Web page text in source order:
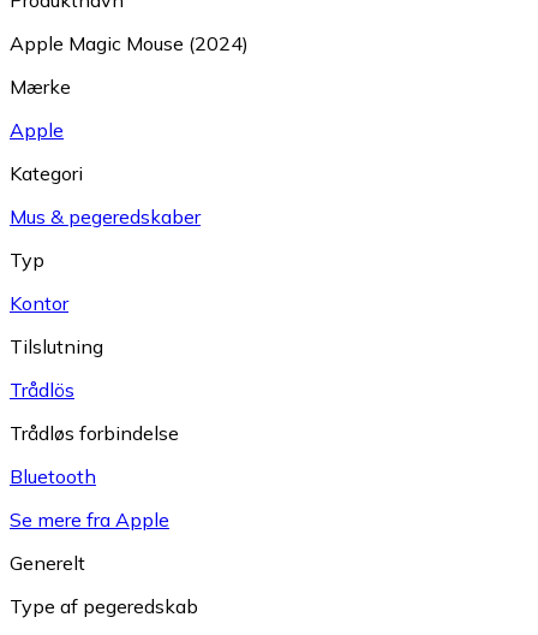
Apple Magic Mouse (2024)
Mærke
Apple
Kategori
Mus & pegeredskaber
Typ
Kontor
Tilslutning
Trådlös
Trådløs forbindelse
Bluetooth
Se mere fra Apple
Generelt
Type af pegeredskab